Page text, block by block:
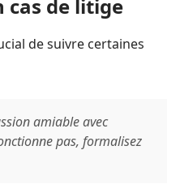
cas de litige
de suivre certaines
amiable avec
pas, formalisez